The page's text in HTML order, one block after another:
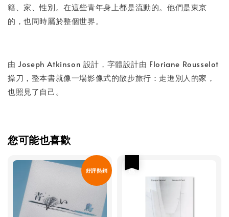
籍、家、性別。在這些青年身上都是流動的。他們是東京
的，也同時屬於整個世界。
由 Joseph Atkinson 設計，字體設計由 Floriane Rousselot
操刀，整本書就像一場影像式的散步旅行：走進別人的家，
也照見了自己。
您可能也喜歡
好評熱銷